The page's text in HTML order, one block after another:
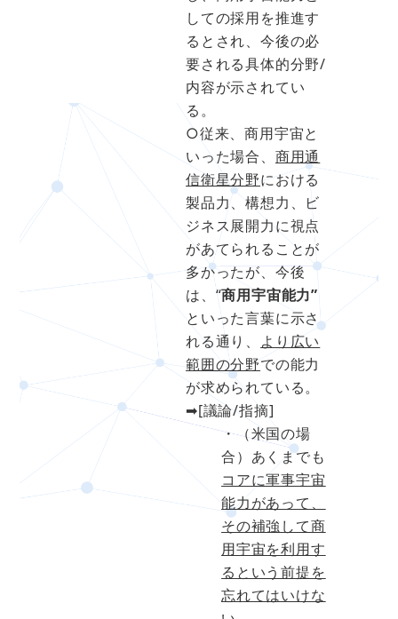
しての採用を推進す
るとされ、今後の必
要される具体的分野/
内容が示されてい
る。
○従来、商用宇宙と
いった場合、 商用通
信衛星分野における
製品力、構想力、ビ
ジネス展開力に視点
があてられることが
多かったが、今後
は、“商用宇宙能力”
といった言葉に示さ
れる通り、 より広い
範囲の分野での能力
が求められている。
➡[議論/指摘]
・（米国の場
合）あくまでも
コアに軍事宇宙
能力があって、
その補強して商
用宇宙を利用す
るという前提を
忘れてはいけな